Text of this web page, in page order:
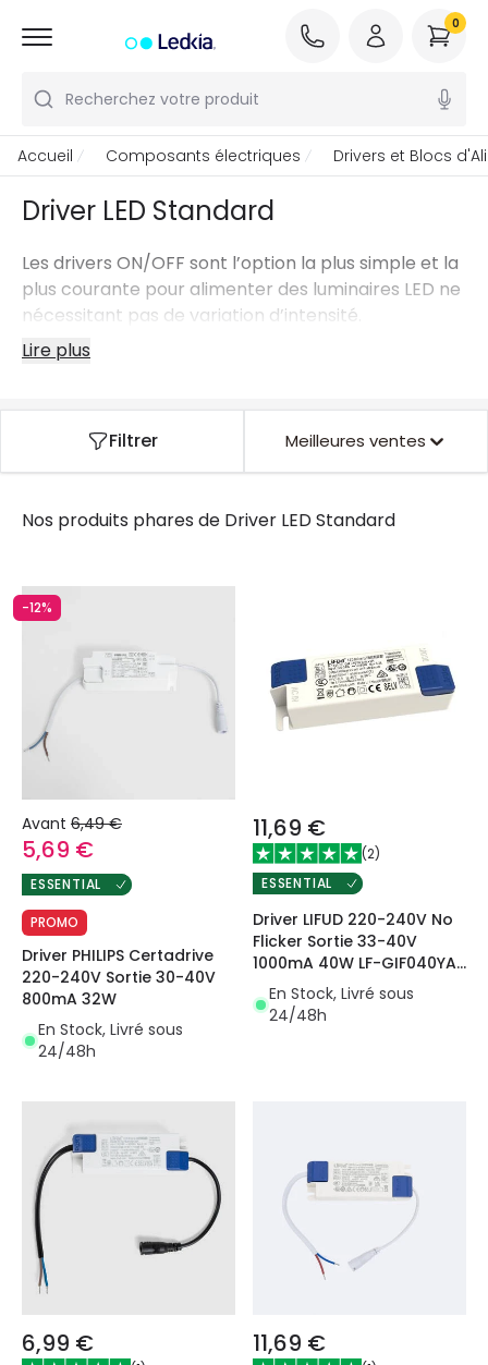
Recherchez votre produit
0
Accueil Composants électriques Drivers et Blocs
Driver LED Standard
Les drivers ON/OFF sont l’option la plus simple et la
plus courante pour alimenter des luminaires LED ne
nécessitant pas de variation d’intensité.
Lire plus
Filtrer Meilleures ventes
Nos produits phares de Driver LED Standard
-12%
Avant 6,49 €
5,69 €
ESSENTIAL
PROMO
Driver PHILIPS Certadrive
220-240V Sortie 30-40V
800mA 32W
En Stock, Livré sous
24/48h
11,69 €
(2)
ESSENTIAL
Driver LIFUD 220-240V No
Flicker Sortie 33-40V
1000mA 40W LF-GIF040YA
II 1000H
En Stock, Livré sous
24/48h
6,99 € 11,69 €